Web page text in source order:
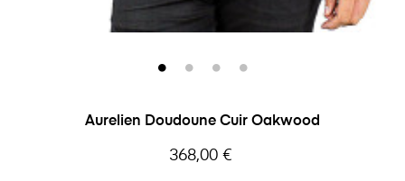
Aurelien Doudoune Cuir Oakwood
Prix
368,00 €